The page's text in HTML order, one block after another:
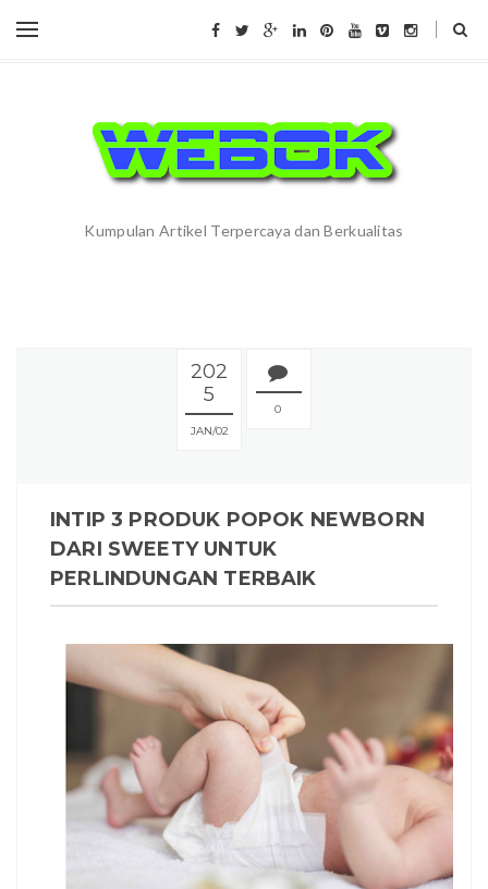
Kumpulan Artikel Terpercaya dan Berkualitas
202
5
JAN 02
0
INTIP 3 PRODUK POPOK NEWBORN
DARI SWEETY UNTUK
PERLINDUNGAN TERBAIK